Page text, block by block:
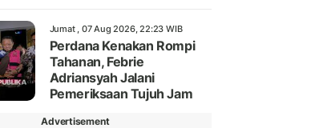
Jumat , 07 Aug 2026, 22:23 WIB
Perdana Kenakan Rompi
Tahanan, Febrie
Adriansyah Jalani
Pemeriksaan Tujuh Jam
Advertisement